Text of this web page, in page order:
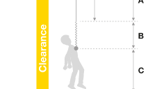
capacità di rifare la
sicurezza, prima di
Forniamo esempi di
attività. Ne possono
vengono qui descritte.